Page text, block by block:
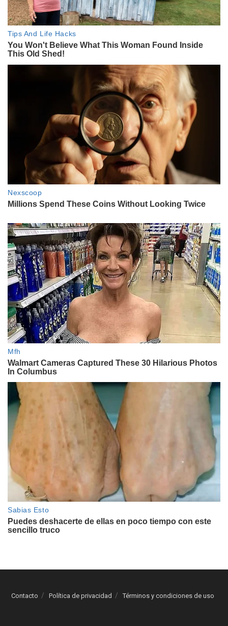
Contacto Política de privacidad Términos y condiciones de uso